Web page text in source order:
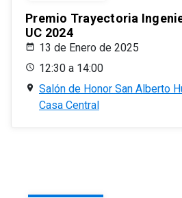
Premio Trayectoria
UC 2024
13 de Enero de 2025
12:30 a 14:00
Salón de Honor San Alberto
Casa Central